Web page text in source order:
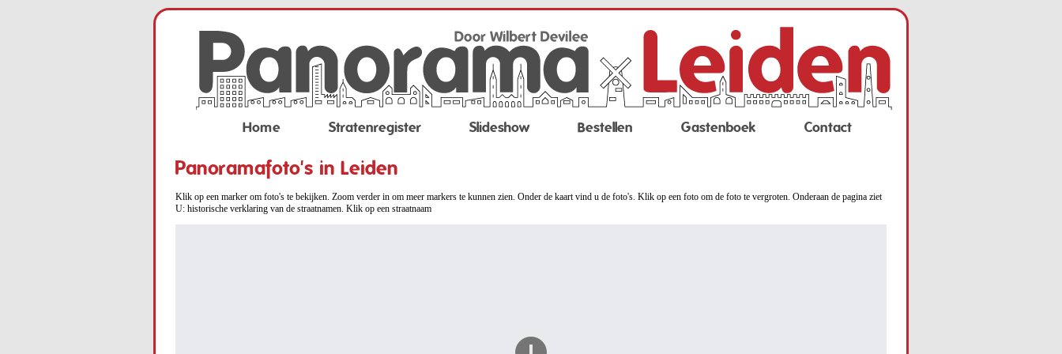
Home Stratenregister Slideshow Bestellen Gastenboek Contact
Panoramafoto's in Leiden
Klik op een marker om foto's te bekijken. Zoom verder in om meer markers te kunnen zien. Onder de kaart vind u de foto's. Klik op een foto om de foto te vergroten. Onderaan de pagina ziet
U: historische verklaring van de straatnamen. Klik op een straatnaam